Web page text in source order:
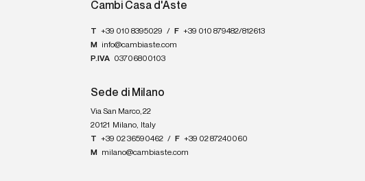
Cambi Casa d'Aste
T +39 010 8395029 / F +39 010 879482/812613
M
info@cambiaste.com
P.IVA 03706800103
Sede di Milano
Via San Marco, 22
20121
Milano, Italy
T +39 02 36590462 / F +39 02 87240060
M
milano@cambiaste.com